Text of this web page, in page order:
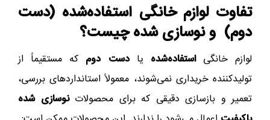
تفاوت لوازم خانگی استفاده‌شده (دست
دوم) و نوسازی شده چیست؟
لوازم خانگیاستفاده‌شده یادست دوم که مستقیماً از
تولیدکننده خریداری نمی‌شوند، معمولاً استانداردهای بررسی،
تعمیر و بازسازی دقیقی که برای محصولاتنوسازی شده